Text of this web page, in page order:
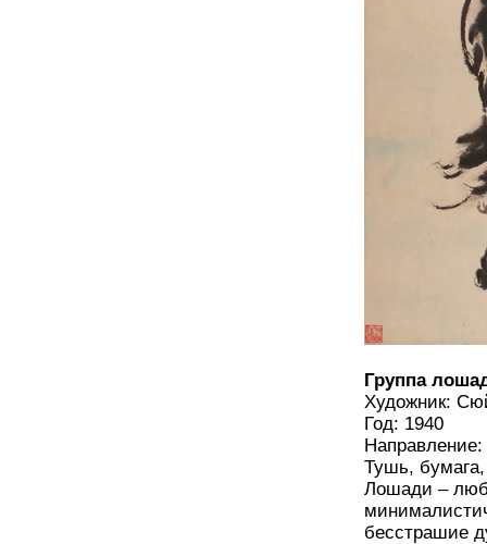
Группа
Художник:
Год: 1940
Направление:
Тушь,
Лошади –
бесстрашие